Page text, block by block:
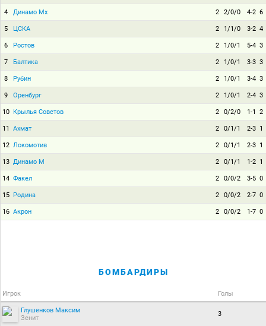
4 Динамо Мх 2 2/0/0 4-2 6
5 ЦСКА 2 1/1/0 3-2 4
6 Ростов 2 1/0/1 5-4 3
7 Балтика 2 1/0/1 3-3 3
8 Рубин 2 1/0/1 3-4 3
9 Оренбург 2 1/0/1 2-4 3
10 Крылья Советов 2 0/2/0 1-1 2
11 Ахмат 2 0/1/1 2-3 1
12 Локомотив 2 0/1/1 2-3 1
13 Динамо М 2 0/1/1 1-2 1
14 Факел 2 0/0/2 3-5 0
15 Родина 2 0/0/2 2-7 0
16 Акрон 2 0/0/2 1-7 0
БОМБАРДИРЫ
Игрок Голы
Глушенков Максим
Зенит
3